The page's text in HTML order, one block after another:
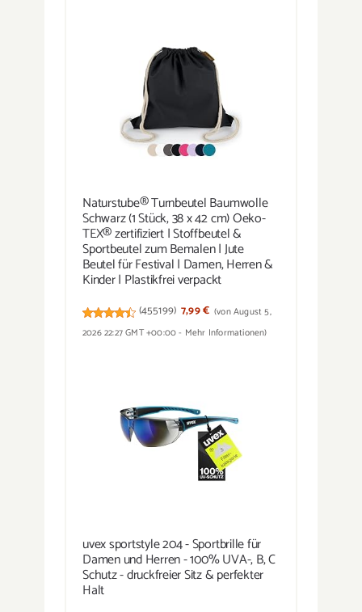
Naturstube® Turnbeutel Baumwolle
Schwarz (1 Stück, 38 x 42 cm) Oeko-
TEX® zertifiziert | Stoffbeutel &
Sportbeutel zum Bemalen | Jute
Beutel für Festival | Damen, Herren &
Kinder | Plastikfrei verpackt
(455199) 7,99 € (von August 5,
2026 22:27 GMT +00:00 - Mehr Informationen)
uvex sportstyle 204 - Sportbrille für
Damen und Herren - 100% UVA-, B, C
Schutz - druckfreier Sitz & perfekter
Halt